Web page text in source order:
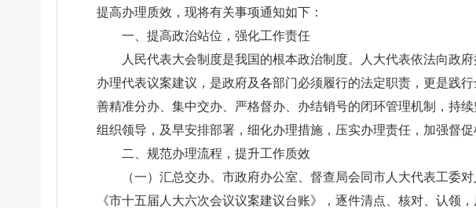
提高办理质效，现将有关事项通知如下：
一、提高政治站位，强化工作责任
人民代表大会制度是我国的根本政治制度。人大代表依法向政
办理代表议案建议，是政府及各部门必须履行的法定职责，更是践
善精准分办、集中交办、严格督办、办结销号的闭环管理机制，持
组织领导，及早安排部署，细化办理措施，压实办理责任，加强督
二、规范办理流程，提升工作质效
（一）汇总交办。市政府办公室、督查局会同市人大代表工委
《市十五届人大六次会议议案建议台账》，逐件清点、核对、认领